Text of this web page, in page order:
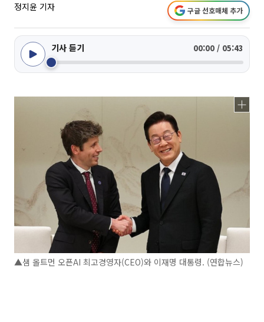
정지윤 기자 구글 선호매체 추가
기사 듣기 00:00 / 05:43
▲샘 올트먼 오픈AI 최고경영자(CEO)와 이재명 대통령. (연합뉴스)